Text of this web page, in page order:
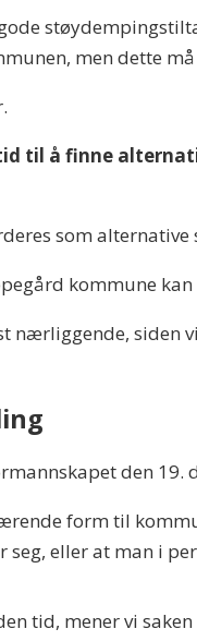
men dette
til å finne
som
kommune
nærliggende,
den 19.
form til
seg, eller at man i
tid, mener vi